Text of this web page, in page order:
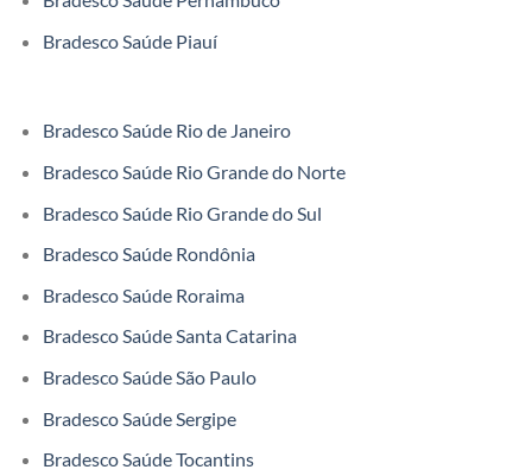
Bradesco Saúde Piauí
Bradesco Saúde Rio de Janeiro
Bradesco Saúde Rio Grande do Norte
Bradesco Saúde Rio Grande do Sul
Bradesco Saúde Rondônia
Bradesco Saúde Roraima
Bradesco Saúde Santa Catarina
Bradesco Saúde São Paulo
Bradesco Saúde Sergipe
Bradesco Saúde Tocantins